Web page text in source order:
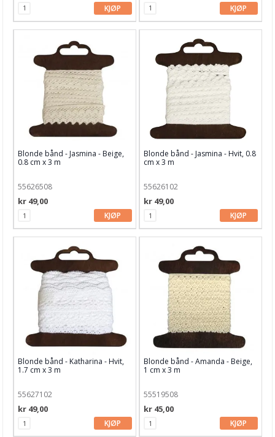
KJØP KJØP
Blonde bånd - Jasmina - Beige,
0.8 cm x 3 m
55626508
kr 49,00
KJØP
Blonde bånd - Jasmina - Hvit, 0.8
cm x 3 m
55626102
kr 49,00
KJØP
Blonde bånd - Katharina - Hvit,
1.7 cm x 3 m
55627102
kr 49,00
KJØP
Blonde bånd - Amanda - Beige,
1 cm x 3 m
55519508
kr 45,00
KJØP